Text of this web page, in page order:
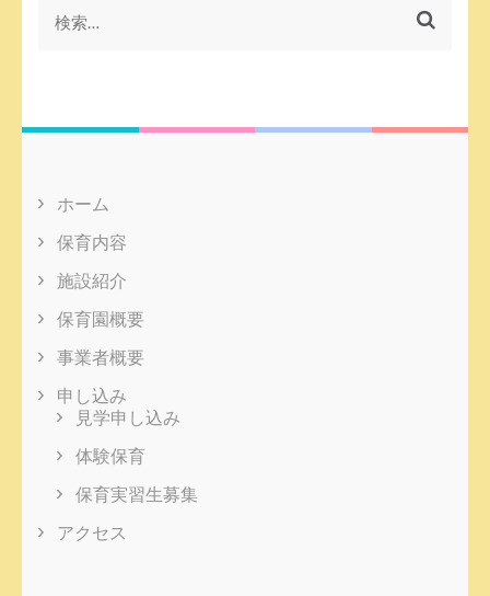
検
ホーム
保育内容
施設紹介
保育園概要
事業者概要
申し込み
見学申し込み
体験保育
保育実習生募集
アクセス